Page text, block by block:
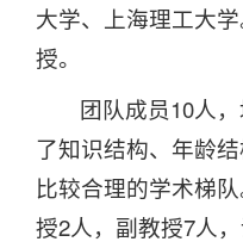
大学、上海理工大
授。
团队成员10人
了知识结构、年龄
比较合理的学术梯
授2人，副教授7人